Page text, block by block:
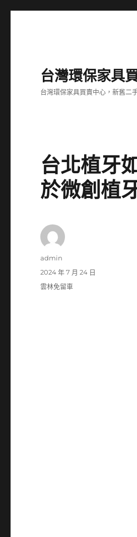
台灣環保家具
台灣環保家具買賣中心，新舊二
台北植牙
於微創植
作
admin
發
佈
2024 年 7 月 24 日
分
雲林免留車